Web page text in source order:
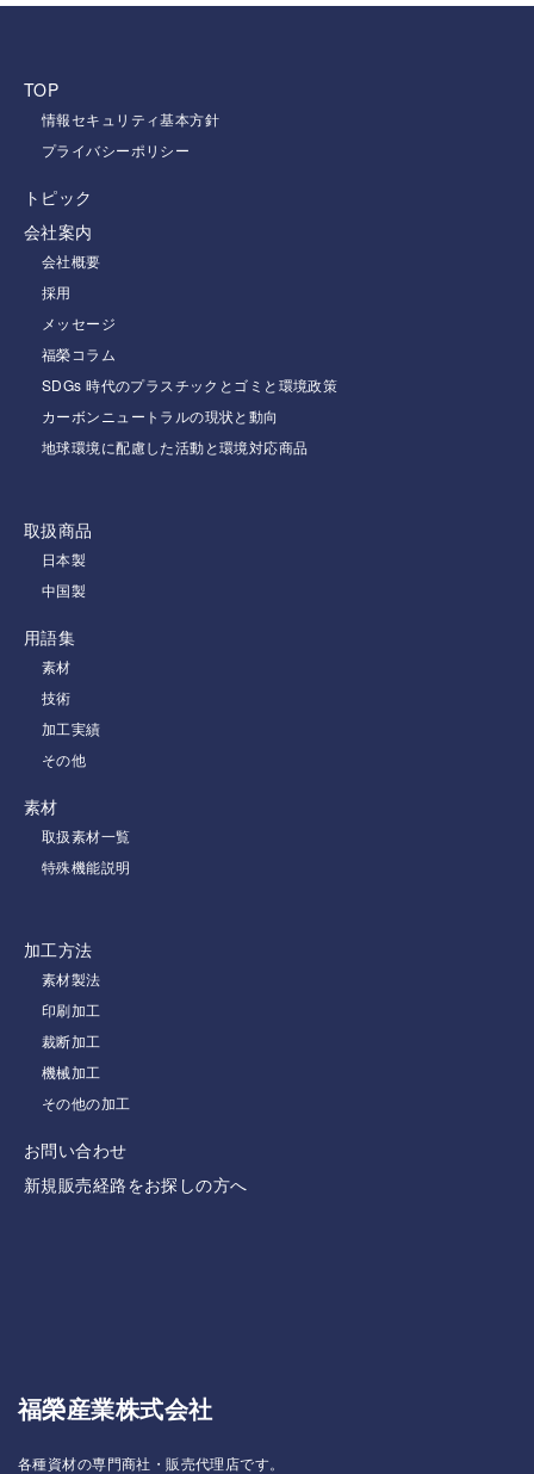
TOP
情報セキュリティ基本方針
プライバシーポリシー
トピック
会社案内
会社概要
採用
メッセージ
福榮コラム
SDGs 時代のプラスチックとゴミと環境政策
カーボンニュートラルの現状と動向
地球環境に配慮した活動と環境対応商品
取扱商品
日本製
中国製
用語集
素材
技術
加工実績
その他
素材
取扱素材一覧
特殊機能説明
加工方法
素材製法
印刷加工
裁断加工
機械加工
その他の加工
お問い合わせ
新規販売経路をお探しの方へ
福榮産業株式会社
各種資材の専門商社・販売代理店です。